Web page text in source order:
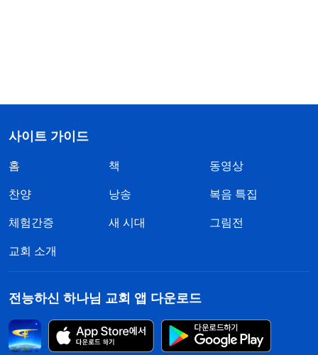
사이트 가이드
홈 책 동영상
찬양 낭송 복음 특집
체험간증 새 시대 그림전
교회 소개
전능하신 하나님 교회 앱 다운로드